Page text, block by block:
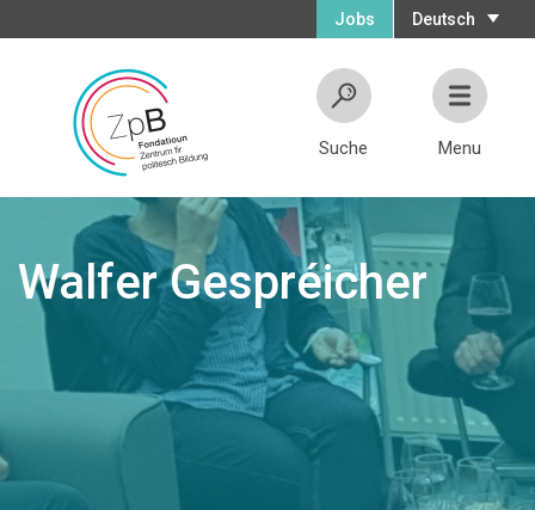
Deutsch
Jobs
Suche Menu
Walfer Gespréicher